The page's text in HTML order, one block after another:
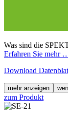
Was sind die
Erfahren Sie mehr
Download
mehr anzeigen
zum Produkt